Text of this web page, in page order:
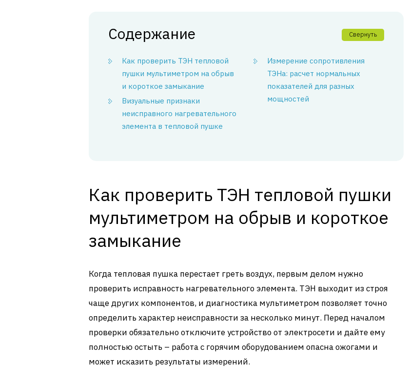
Содержание Свернуть
Как проверить ТЭН тепловой
пушки мультиметром на обрыв
и короткое замыкание
Визуальные признаки
неисправного нагревательного
элемента в тепловой пушке
Измерение сопротивления
ТЭНа: расчет нормальных
показателей для разных
мощностей
Как проверить ТЭН тепловой пушки
мультиметром на обрыв и короткое
замыкание
Когда тепловая пушка перестает греть воздух, первым делом нужно
проверить исправность нагревательного элемента. ТЭН выходит из строя
чаще других компонентов, и диагностика мультиметром позволяет точно
определить характер неисправности за несколько минут. Перед началом
проверки обязательно отключите устройство от электросети и дайте ему
полностью остыть – работа с горячим оборудованием опасна ожогами и
может исказить результаты измерений.